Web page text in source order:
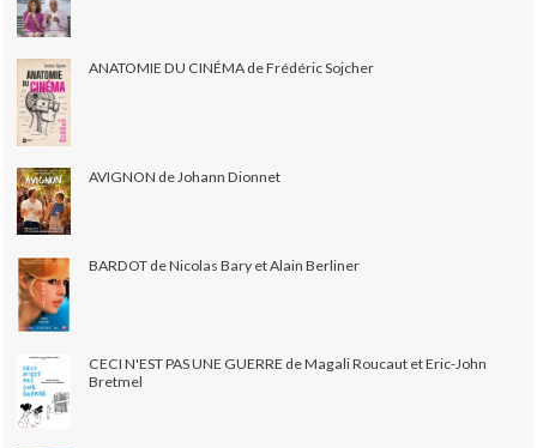
ANATOMIE DU CINÉMA de Frédéric Sojcher
AVIGNON de Johann Dionnet
BARDOT de Nicolas Bary et Alain Berliner
CECI N'EST PAS UNE GUERRE de Magali Roucaut et Eric-John
Bretmel